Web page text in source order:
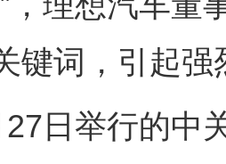
键词，引起强
举行的中关